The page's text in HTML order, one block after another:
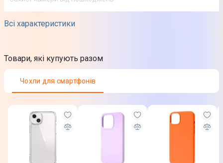
Всі характеристики
Проста установка
Зберігає якість контенту
Жовтий
Юридична інформація
Товар може відрізнятись від представленого на фото,
характеристики та комплектація можуть змінюватися
виробником. Подробиці уточнюйте у менеджера
Товари, які купують разом
Чохли для смартфонів